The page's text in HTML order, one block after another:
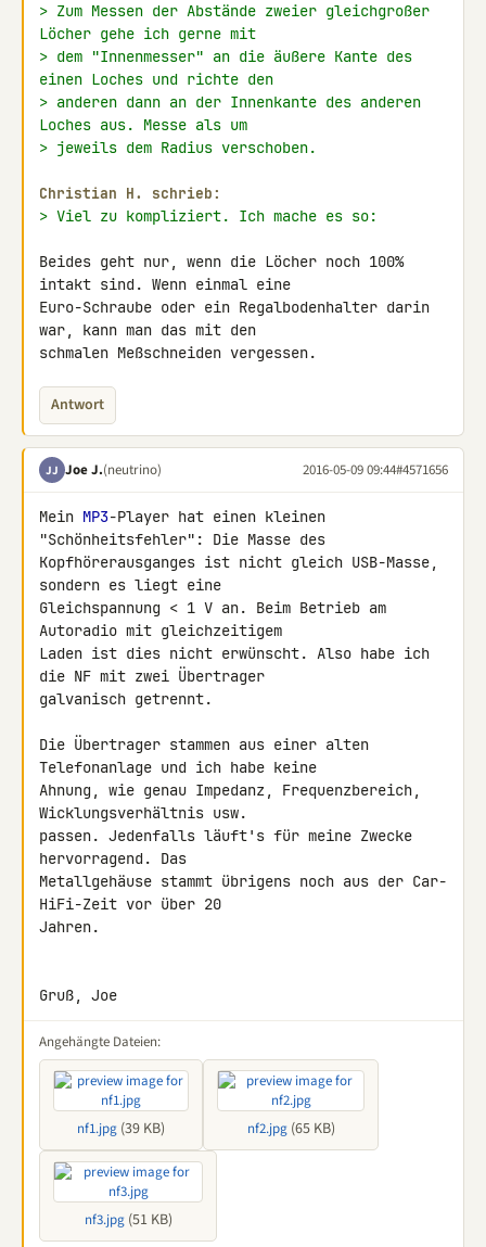
> Zum Messen der Abstände zweier gleichgroßer
Löcher gehe ich gerne mit
> dem "Innenmesser" an die äußere Kante des
einen Loches und richte den
> anderen dann an der Innenkante des anderen
Loches aus. Messe als um
> jeweils dem Radius verschoben.
Christian H. schrieb:
> Viel zu kompliziert. Ich mache es so:
Beides geht nur, wenn die Löcher noch 100%
intakt sind. Wenn einmal eine
Euro-Schraube oder ein Regalbodenhalter darin
war, kann man das mit den
schmalen Meßschneiden vergessen.
Antwort
JJ Joe J.(neutrino) 2016-05-09 09:44#4571656
Mein MP3-Player hat einen kleinen
"Schönheitsfehler": Die Masse des
Kopfhörerausganges ist nicht gleich USB-Masse,
sondern es liegt eine
Gleichspannung < 1 V an. Beim Betrieb am
Autoradio mit gleichzeitigem
Laden ist dies nicht erwünscht. Also habe ich
die NF mit zwei Übertrager
galvanisch getrennt.
Die Übertrager stammen aus einer alten
Telefonanlage und ich habe keine
Ahnung, wie genau Impedanz, Frequenzbereich,
Wicklungsverhältnis usw.
passen. Jedenfalls läuft's für meine Zwecke
hervorragend. Das
Metallgehäuse stammt übrigens noch aus der Car-
HiFi-Zeit vor über 20
Jahren.
Gruß, Joe
Angehängte Dateien:
nf1.jpg (39 KB) nf2.jpg(65 KB)
nf3.jpg(51 KB)